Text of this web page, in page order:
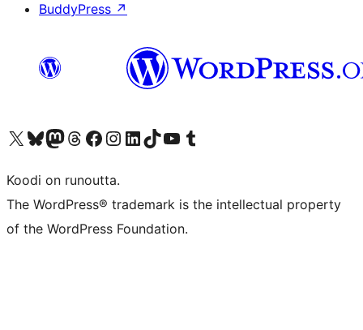
BuddyPress ↗
Visit our X (formerly Twitter) account
Visit our Bluesky account
Visit our Mastodon account
Visit our Threads account
Visit our Facebook page
Visit our Instagram account
Visit our LinkedIn account
Visit our TikTok account
Näytä YouTube-kanava
Visit our Tumblr account
Koodi on runoutta.
The WordPress® trademark is the intellectual property
of the WordPress Foundation.